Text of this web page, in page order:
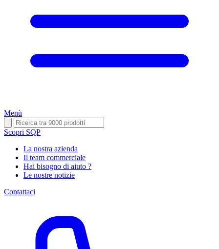
Menù
Scopri SQP
La nostra azienda
Il team commerciale
Hai bisogno di aiuto ?
Le nostre notizie
Contattaci